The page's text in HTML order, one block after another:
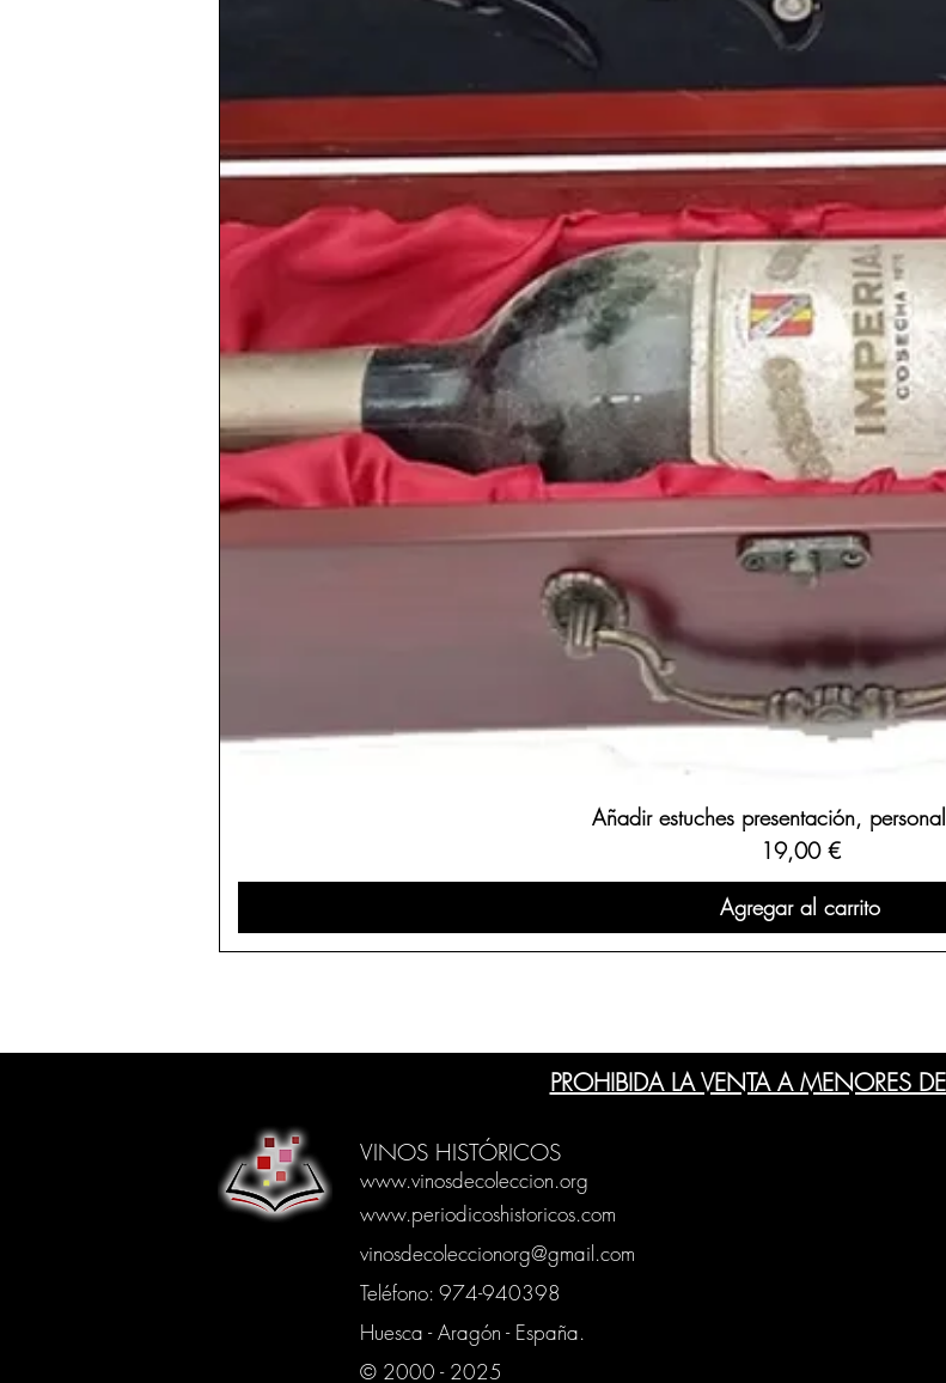
Añadir estuches presentación,
Precio
19,00 €
Agregar al carrito
PROHIBIDA LA VENTA A MENORES
VINOS HISTÓRICOS
www.vinosdecoleccion.org
www.periodicoshistoricos.com
vinosdecoleccionorg@gmail.com
Teléfono: 974-940398
Huesca - Aragón - España.
© 2000 - 2025